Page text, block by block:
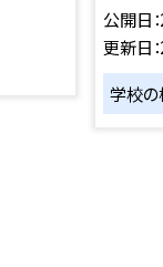
公開日
更新日
学校